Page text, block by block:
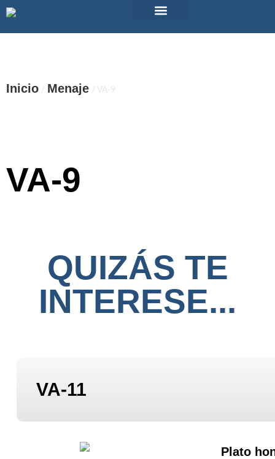
Inicio / Menaje / VA-9
VA-9
QUIZÁS TE
INTERESE...
VA-11